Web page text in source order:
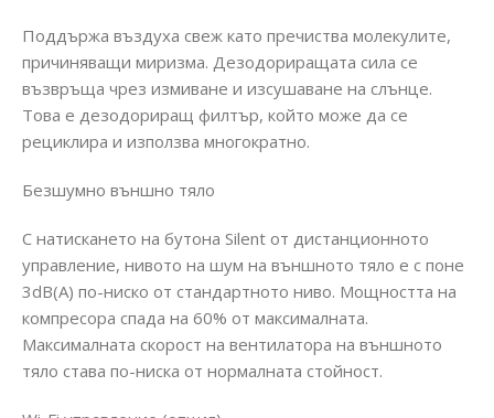
Поддържа въздуха свеж като пречиства молекулите,
причиняващи миризма. Дезодориращата сила се
възвръща чрез измиване и изсушаване на слънце.
Това е дезодориращ филтър, който може да се
рециклира и използва многократно.
Безшумно външно тяло
С натискането на бутона Silent от дистанционното
управление, нивото на шум на външното тяло е с поне
3dB(A) по-ниско от стандартното ниво. Мощността на
компресора спада на 60% от максималната.
Максималната скорост на вентилатора на външното
тяло става по-ниска от нормалната стойност.